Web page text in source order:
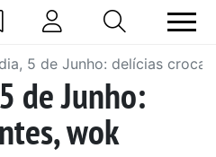
5 de Junho: delícias
de Junho:
wok